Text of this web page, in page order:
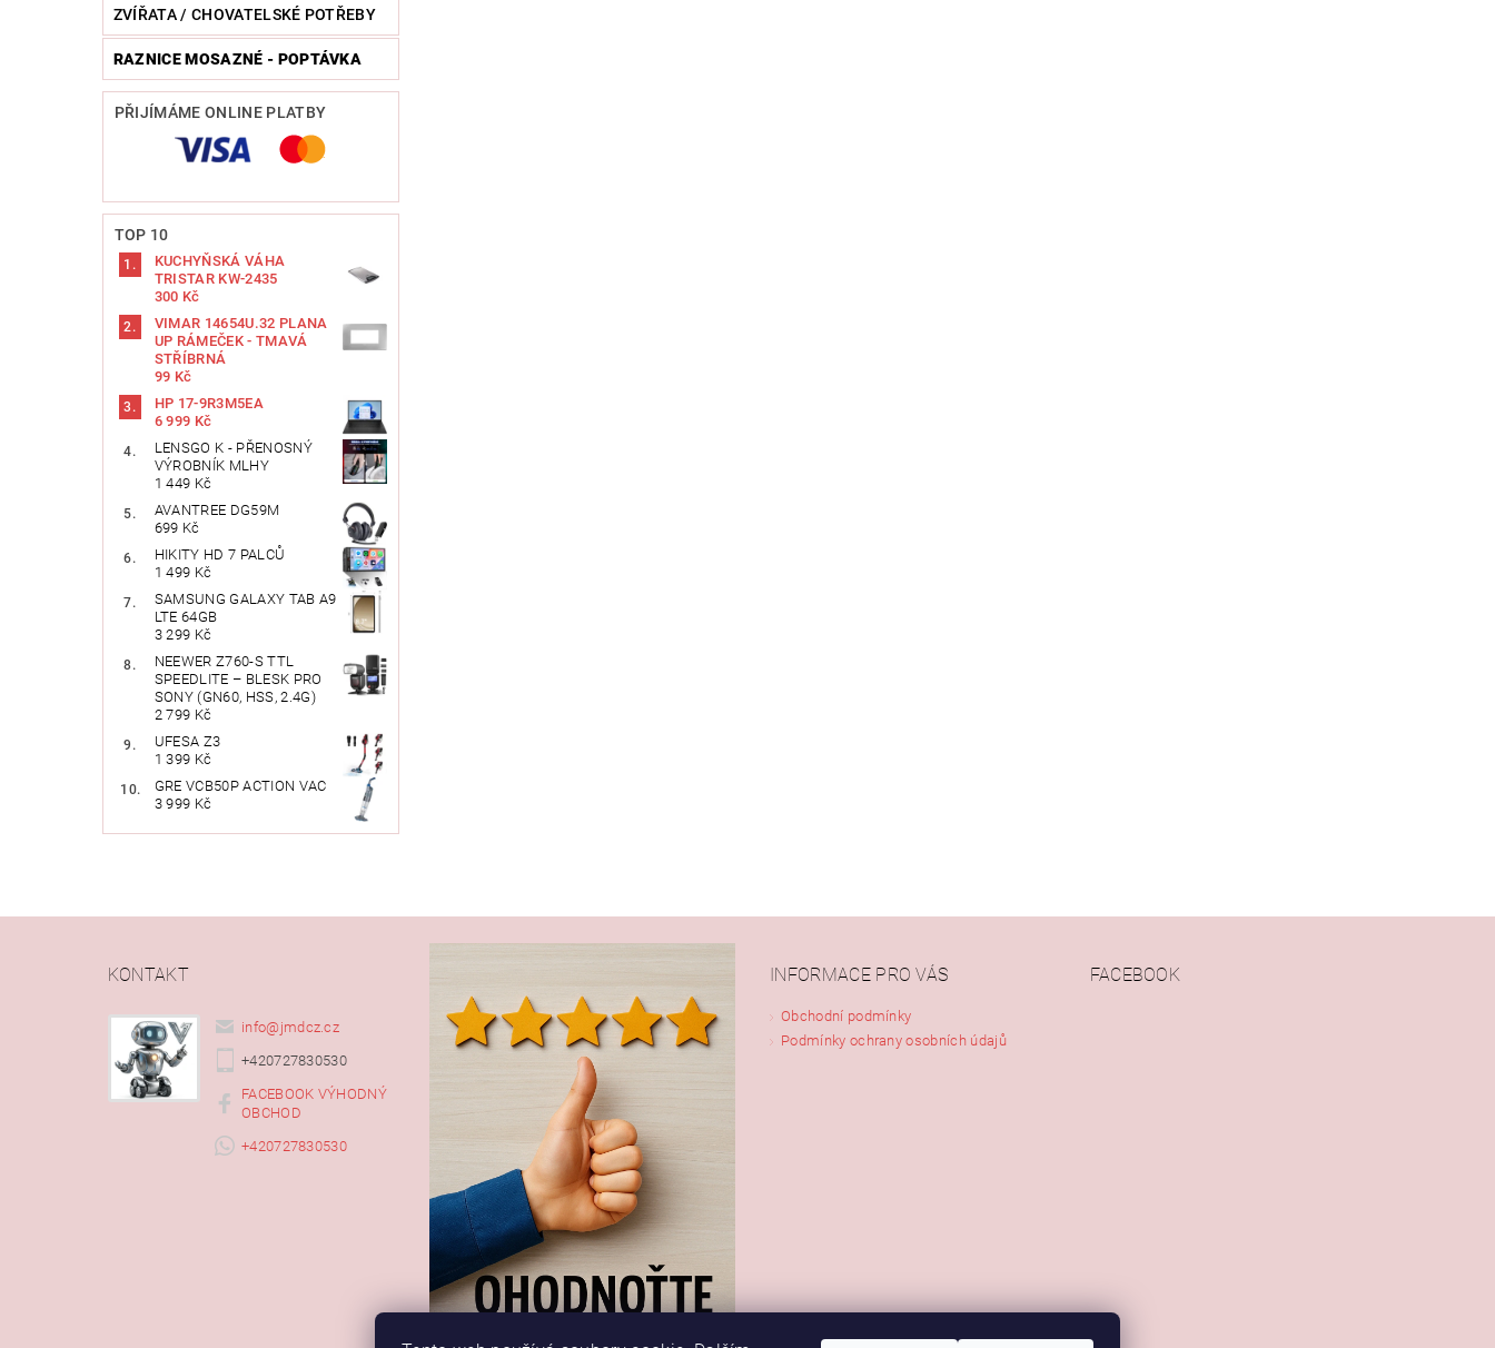
ZVÍŘATA / CHOVATELSKÉ POTŘEBY
RAZNICE MOSAZNÉ - POPTÁVKA
PŘIJÍMÁME ONLINE PLATBY
TOP 10
KUCHYŇSKÁ VÁHA
TRISTAR KW-2435
300 Kč
VIMAR 14654U.32 PLANA
UP RÁMEČEK - TMAVÁ
STŘÍBRNÁ
99 Kč
HP 17-9R3M5EA
6 999 Kč
LENSGO K - PŘENOSNÝ
VÝROBNÍK MLHY
1 449 Kč
AVANTREE DG59M
699 Kč
HIKITY HD 7 PALCŮ
1 499 Kč
SAMSUNG GALAXY TAB A9
LTE 64GB
3 299 Kč
NEEWER Z760-S TTL
SPEEDLITE – BLESK PRO
SONY (GN60, HSS, 2.4G)
2 799 Kč
UFESA Z3
1 399 Kč
GRE VCB50P ACTION VAC
3 999 Kč
KONTAKT
info@ jmdcz.cz
+420727830530
FACEBOOK VÝHODNÝ
OBCHOD
+420727830530
INFORMACE PRO VÁS
Obchodní podmínky
Podmínky ochrany osobních údajů
FACEBOOK